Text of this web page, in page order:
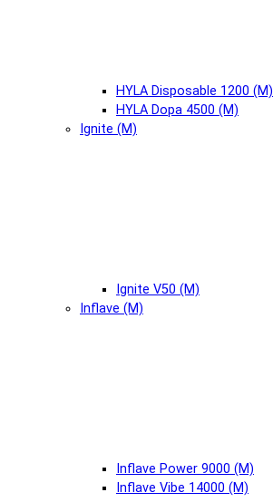
HYLA Disposable 1200 (М)
HYLA Dopa 4500 (М)
Ignite (М)
Ignite V50 (М)
Inflave (М)
Inflave Power 9000 (М)
Inflave Vibe 14000 (М)